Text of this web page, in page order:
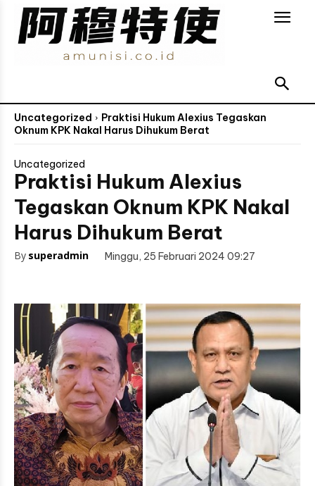
Uncategorized
Praktisi Hukum Alexius Tegaskan
Oknum KPK Nakal Harus Dihukum Berat
Uncategorized
Praktisi Hukum Alexius
Tegaskan Oknum KPK Nakal
Harus Dihukum Berat
By superadmin Minggu, 25 Februari 2024 09:27